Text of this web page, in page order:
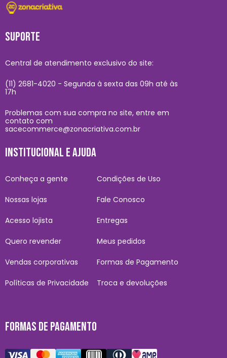
SUPORTE
Central de atendimento exclusivo do site:
(11) 2681-4020 - Segunda à sexta das 09h até às
17h
Problemas com sua compra no site, entre em
contato com
sacecommerce@zonacriativa.com.br
INSTITUCIONAL E AJUDA
Conheça a gente
Nossas lojas
Acesso lojista
Quero revender
Vendas corporativas
Políticas de Privacidade
Condições de Uso
Fale Conosco
Entregas
Meus pedidos
Formas de Pagamento
Troca e devoluções
FORMAS DE PAGAMENTO